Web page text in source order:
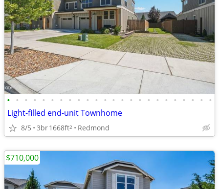
• • • • • • • • • • • • • • • • • • • • • • • •
Light-filled end-unit Townhome
8/5 3br1668ft2 Redmond
$710,000